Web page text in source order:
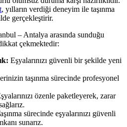
, yılların verdiği deneyim ile taşınma
gerçekleştirir.
– Antalya arasında sunduğu
çekmektedir:
Eşyalarınızı güvenli bir şekilde yeni
taşınma sürecinde profesyonel
özenle paketleyerek, zarar
sürecinde eşyalarınızı güvenli
sunarız.